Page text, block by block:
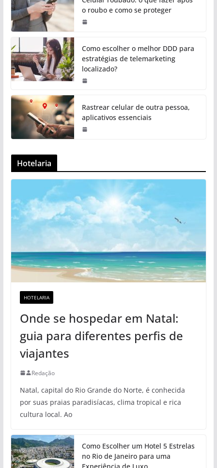
o roubo e como se proteger
Como escolher o melhor DDD para
estratégias de telemarketing
localizado?
Rastrear celular de outra pessoa,
aplicativos essenciais
Hotelaria
HOTELARIA
Onde se hospedar em Natal:
guia para diferentes perfis de
viajantes
Redação
Natal, capital do Rio Grande do Norte, é conhecida
por suas praias paradisíacas, clima tropical e rica
cultura local. Ao
Como Escolher um Hotel 5 Estrelas
no Rio de Janeiro para uma